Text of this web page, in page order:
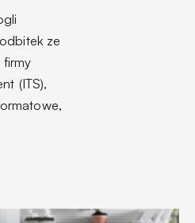
ze
(ITS),